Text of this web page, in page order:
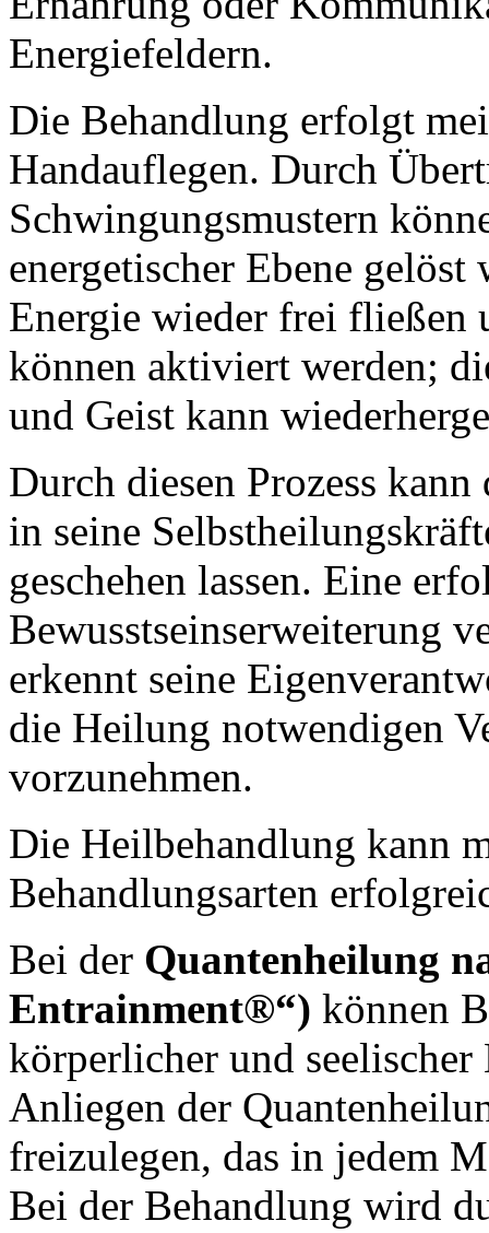
Energiefeldern.
Die Behandlung erfolgt
Handauflegen. Durch
Schwingungsmustern
energetischer Ebene
Energie wieder frei fließen
können aktiviert werden;
und Geist kann
Durch diesen Prozess
in seine
geschehen lassen. Eine
Bewusstseinserweiterung
erkennt seine
die Heilung notwendigen
vorzunehmen.
Die Heilbehandlung kann
Behandlungsarten
Bei der Quantenheilung
Entrainment®“) können
körperlicher und
Anliegen der
freizulegen, das in jedem
Bei der Behandlung wird